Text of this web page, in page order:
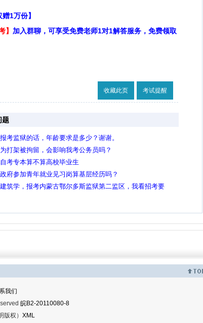
1万份】
】 加入群聊，可享受免费老师1对1解答服务，免费领取
收藏此页 考试提醒
题
考监狱的话，年龄要求是多少？谢谢。
打架被拘留，会影响我考公务员吗？
考专本算不算高校毕业生
府参加青年就业见习岗算基层经历吗？
筑学，报考内蒙古鄂尔多斯监狱第二监区，我看招考要
我们
皖B2-20110080-8
版权） XML